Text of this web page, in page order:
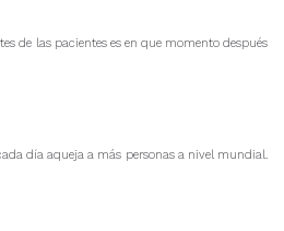
de las pacientes es en que momento después
día aqueja a más personas a nivel mundial.